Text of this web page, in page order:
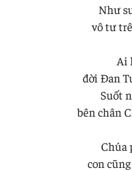
Như
vô tư
Ai
đời Đan
Suốt
bên chân
Chúa
con